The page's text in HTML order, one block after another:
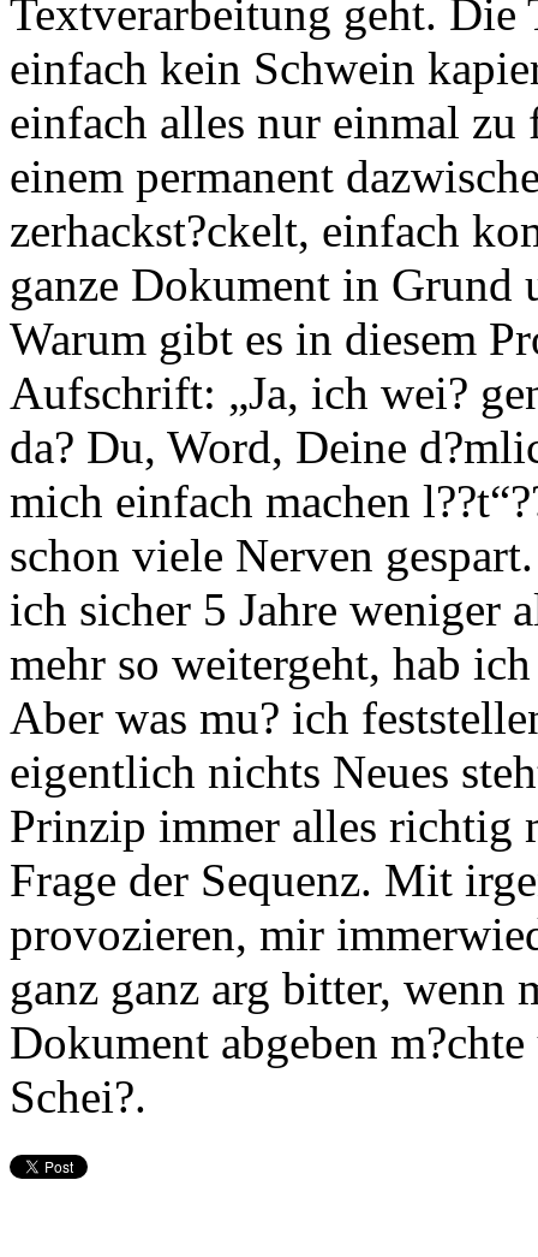
Textverarbeitung geht. Die
einfach kein Schwein
einfach alles nur einmal zu
einem permanent
zerhackst?ckelt, einfach
ganze Dokument in Grund
Warum gibt es in diesem
Aufschrift: „Ja, ich wei?
da? Du, Word, Deine
mich einfach machen
schon viele Nerven
ich sicher 5 Jahre weniger
mehr so weitergeht, hab
Aber was mu? ich
eigentlich nichts Neues
Prinzip immer alles richtig
Frage der Sequenz. Mit
provozieren, mir
ganz ganz arg bitter, wenn
Dokument abgeben
Schei?.